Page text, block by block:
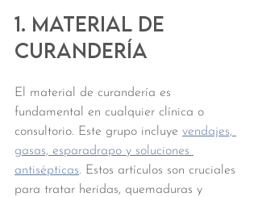
1. Material de
curandería
El material de curandería es
fundamental en cualquier clínica o
consultorio. Este grupo incluye vendajes,
gasas, esparadrapo y soluciones
antisépticas. Estos artículos son cruciales
para tratar heridas, quemaduras y